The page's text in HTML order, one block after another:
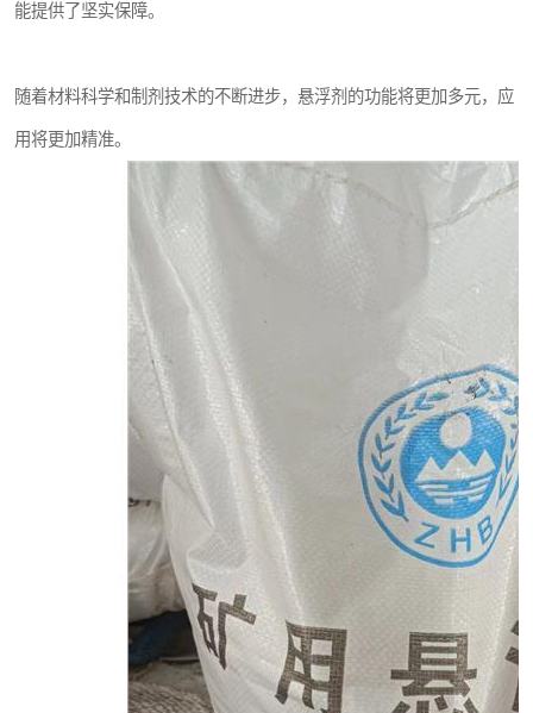
能提供了坚实保障。
随着材料科学和制剂技术的不断进步，悬浮剂的功能将更加多元，应
用将更加精准。